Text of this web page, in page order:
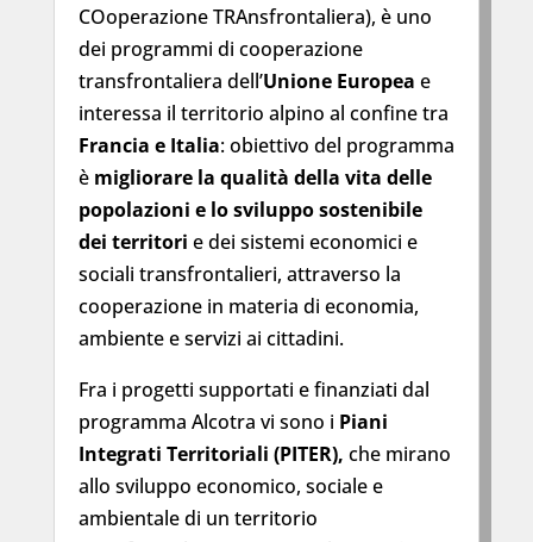
COoperazione TRAnsfrontaliera), è uno
dei programmi di cooperazione
transfrontaliera dell’Unione Europea e
interessa il territorio alpino al confine tra
Francia e Italia: obiettivo del programma
è migliorare la qualità della vita delle
popolazioni e lo sviluppo sostenibile
dei territori e dei sistemi economici e
sociali transfrontalieri, attraverso la
cooperazione in materia di economia,
ambiente e servizi ai cittadini.
Fra i progetti supportati e finanziati dal
programma Alcotra vi sono i Piani
Integrati Territoriali (PITER), che mirano
allo sviluppo economico, sociale e
ambientale di un territorio